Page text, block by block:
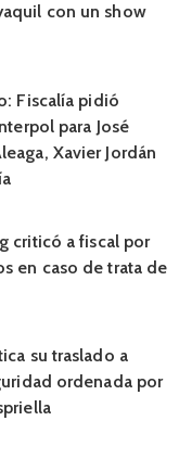
con un show
Fiscalía pidió
para José
Xavier Jordán
criticó a fiscal por
en caso de trata de
su traslado a
ordenada por